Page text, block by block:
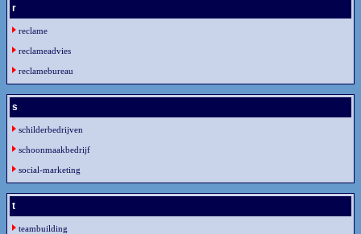
r
reclame
reclameadvies
reclamebureau
s
schilderbedrijven
schoonmaakbedrijf
social-marketing
t
teambuilding